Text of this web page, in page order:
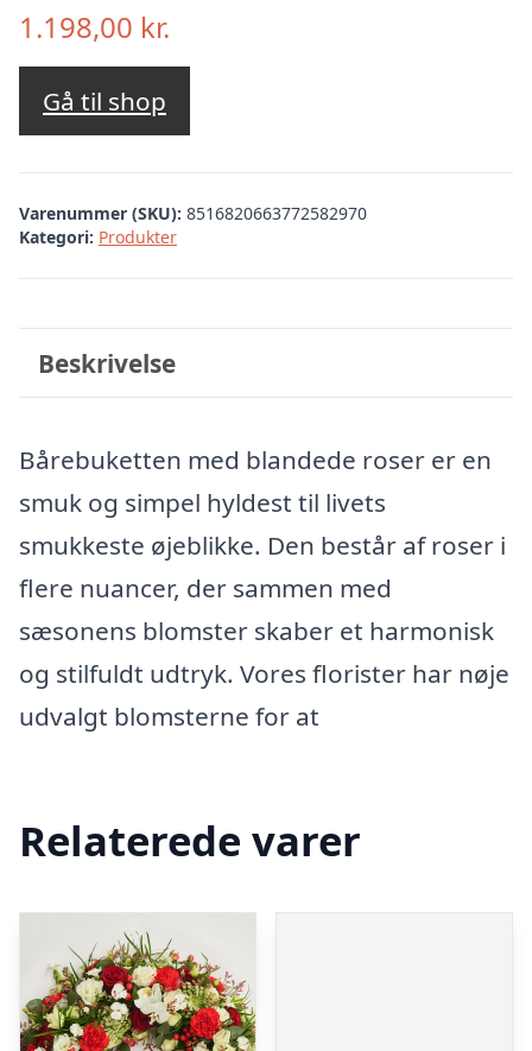
1.198,00 kr.
Gå til shop
Varenummer (SKU): 8516820663772582970
Kategori: Produkter
Beskrivelse
Bårebuketten med blandede roser er en
smuk og simpel hyldest til livets
smukkeste øjeblikke. Den består af roser i
flere nuancer, der sammen med
sæsonens blomster skaber et harmonisk
og stilfuldt udtryk. Vores florister har nøje
udvalgt blomsterne for at
Relaterede varer